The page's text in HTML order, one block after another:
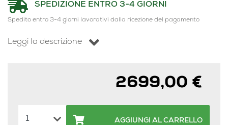
SPEDIZIONE ENTRO 3-4 GIORNI
Spedito entro 3-4 giorni lavorativi dalla ricezione del pagamento
Leggi la descrizione
2699,00 €
AGGIUNGI AL CARRELLO